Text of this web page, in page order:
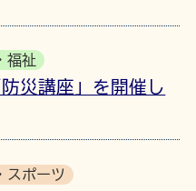
福祉
災講座」を開催し
スポーツ